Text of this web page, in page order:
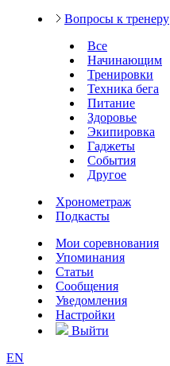
Вопросы к тренеру
Все
Начинающим
Тренировки
Техника бега
Питание
Здоровье
Экипировка
Гаджеты
События
Другое
Хронометраж
Подкасты
Мои соревнования
Упоминания
Статьи
Сообщения
Уведомления
Настройки
Выйти
EN